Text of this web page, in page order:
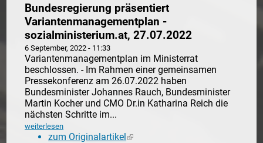
Bundesregierung präsentiert
Variantenmanagementplan -
sozialministerium.at, 27.07.2022
6 September, 2022 - 11:33
Variantenmanagementplan im Ministerrat
beschlossen. - Im Rahmen einer gemeinsamen
Pressekonferenz am 26.07.2022 haben
Bundesminister Johannes Rauch, Bundesminister
Martin Kocher und CMO Dr.in Katharina Reich die
nächsten Schritte im...
weiterlesen
zum Originalartikel(link is external)